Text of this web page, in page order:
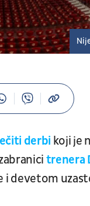
derbi koji je
trenera
i devetom